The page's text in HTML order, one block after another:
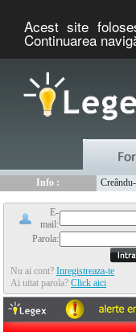
Acest site
Continuarea
Info :
E-
mail:
Parola:
Nu ai cont? Inregistreaza-te
Ai uitat parola? Click aici